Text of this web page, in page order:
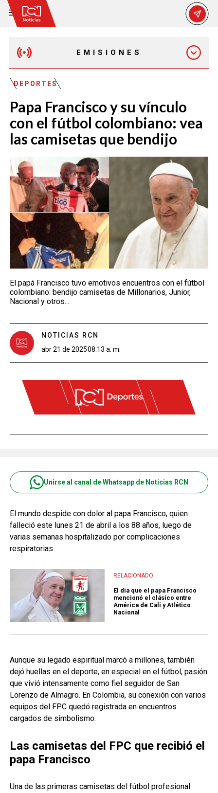
EMISIONES
EMISIÓN 12:30 PM
EMISIÓN 7:00 PM
EMISIÓN 11:30 PM
DEPORTES
Papa Francisco y su vínculo
con el fútbol colombiano: vea
las camisetas que bendijo
El papá Francisco tuvo emotivos encuentros con el fútbol
colombiano: bendijo camisetas de Millonarios, Junior,
Nacional y otros...
NOTICIAS RCN
abr 21 de 202508:13 a. m.
Unirse al canal de Whatsapp de Noticias RCN
El mundo despide con dolor al papa Francisco, quien
falleció este lunes 21 de abril a los 88 años, luego de
varias semanas hospitalizado por complicaciones
respiratorias.
RELACIONADO
El día que el papa Francisco
mencionó el clásico entre
América de Cali y Atlético
Nacional
Aunque su legado espiritual marcó a millones, también
dejó huellas en el deporte, en especial en el fútbol, ​​pasión
que vivió intensamente como fiel seguidor de San
Lorenzo de Almagro. En Colombia, su conexión con varios
equipos del FPC quedó registrada en encuentros
cargados de simbolismo.
Las camisetas del FPC que recibió el
papa Francisco
Una de las primeras camisetas del fútbol profesional